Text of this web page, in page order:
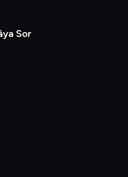
Sor